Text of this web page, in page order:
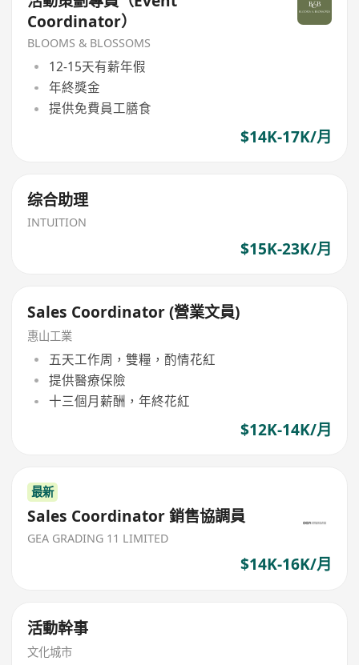
Coordinator）
BLOOMS & BLOSSOMS
12-15天有薪年假
年終獎金
提供免費員工膳食
$14K-17K/月
综合助理
INTUITION
$15K-23K/月
Sales Coordinator (營業文員)
惠山工業
五天工作周，雙糧，酌情花紅
提供醫療保險
十三個月薪酬，年終花紅
$12K-14K/月
最新
Sales Coordinator 銷售協調員
GEA GRADING 11 LIMITED
$14K-16K/月
活動幹事
文化城市